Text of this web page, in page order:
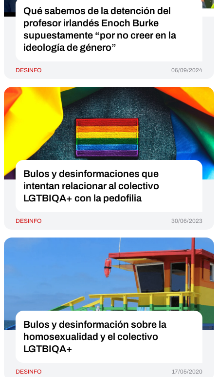
Qué sabemos de la detención del
profesor irlandés Enoch Burke
supuestamente “por no creer en la
ideología de género”
DESINFO 06/09/2024
Bulos y desinformaciones que
intentan relacionar al colectivo
LGTBIQA+ con la pedofilia
DESINFO 30/06/2023
Bulos y desinformación sobre la
homosexualidad y el colectivo
LGTBIQA+
DESINFO 17/05/2020